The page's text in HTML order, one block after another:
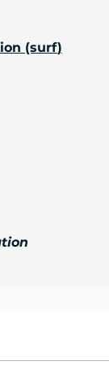
(surf)